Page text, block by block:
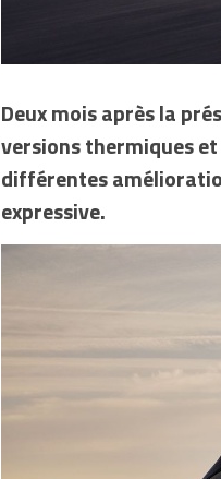
Deux mois après la
versions thermiques
différentes
expressive.